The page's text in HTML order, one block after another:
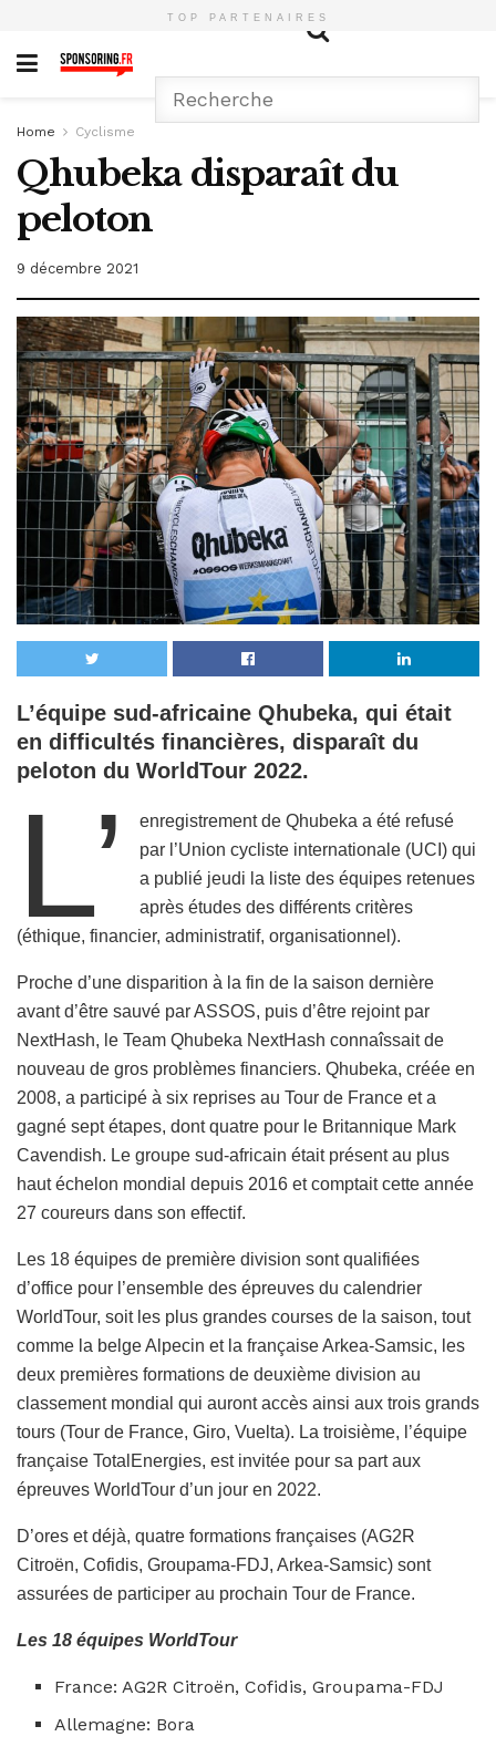
TOP PARTENAIRES
Home Cyclisme
Qhubeka disparaît du
peloton
9 décembre 2021
L’équipe sud-africaine Qhubeka, qui était
en difficultés financières, disparaît du
peloton du WorldTour 2022.
L’
enregistrement de Qhubeka a été refusé
par l’Union cycliste internationale (UCI) qui
a publié jeudi la liste des équipes retenues
après études des différents critères
(éthique, financier, administratif, organisationnel).
Proche d’une disparition à la fin de la saison dernière
avant d’être sauvé par ASSOS, puis d’être rejoint par
NextHash, le Team Qhubeka NextHash connaîssait de
nouveau de gros problèmes financiers. Qhubeka, créée en
2008, a participé à six reprises au Tour de France et a
gagné sept étapes, dont quatre pour le Britannique Mark
Cavendish. Le groupe sud-africain était présent au plus
haut échelon mondial depuis 2016 et comptait cette année
27 coureurs dans son effectif.
Les 18 équipes de première division sont qualifiées
d’office pour l’ensemble des épreuves du calendrier
WorldTour, soit les plus grandes courses de la saison, tout
comme la belge Alpecin et la française Arkea-Samsic, les
deux premières formations de deuxième division au
classement mondial qui auront accès ainsi aux trois grands
tours (Tour de France, Giro, Vuelta). La troisième, l’équipe
française TotalEnergies, est invitée pour sa part aux
épreuves WorldTour d’un jour en 2022.
D’ores et déjà, quatre formations françaises (AG2R
Citroën, Cofidis, Groupama-FDJ, Arkea-Samsic) sont
assurées de participer au prochain Tour de France.
Les 18 équipes WorldTour
France: AG2R Citroën, Cofidis, Groupama-FDJ
Allemagne: Bora